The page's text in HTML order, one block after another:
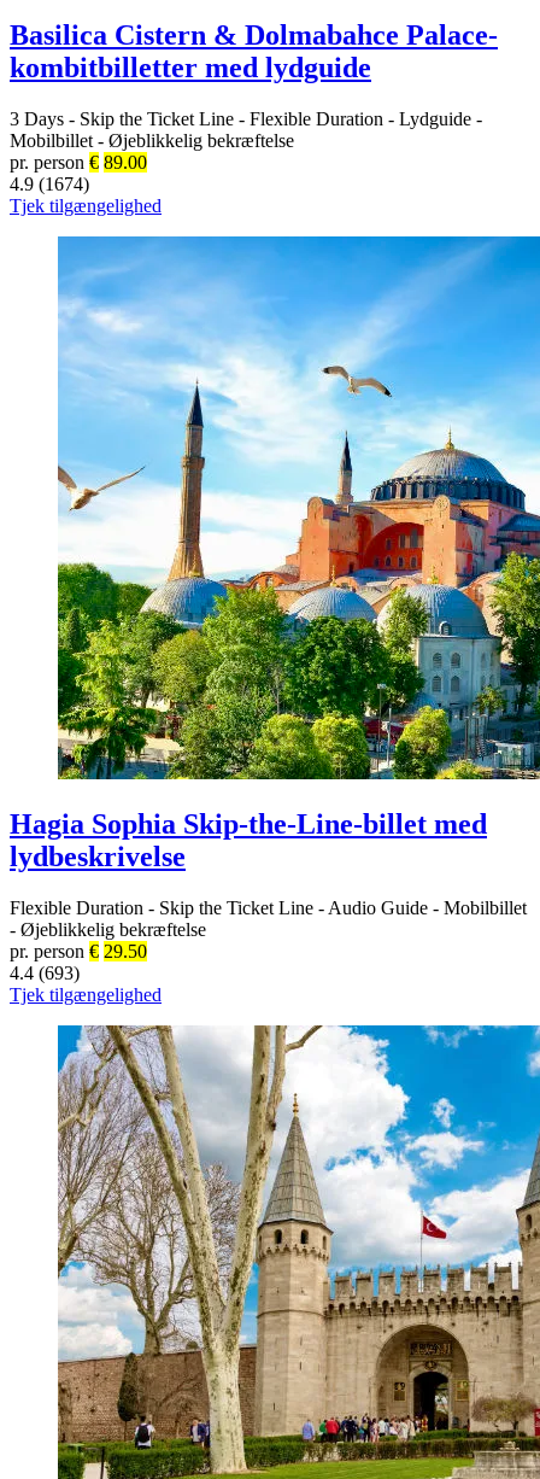
Basilica Cistern & Dolmabahce Palace-
kombitbilletter med lydguide
3 Days - Skip the Ticket Line - Flexible Duration - Lydguide -
Mobilbillet - Øjeblikkelig bekræftelse
pr. person € 89.00
4.9 (1674)
Tjek tilgængelighed
Hagia Sophia Skip-the-Line-billet med
lydbeskrivelse
Flexible Duration - Skip the Ticket Line - Audio Guide - Mobilbillet
- Øjeblikkelig bekræftelse
pr. person € 29.50
4.4 (693)
Tjek tilgængelighed